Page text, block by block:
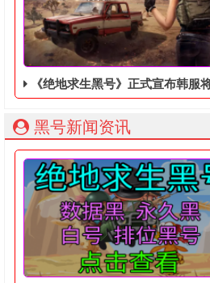
绝地求生黑号： 质保时间内找回
《绝地求生黑号》正式宣布韩服将于8月正式测试，霸道帅哥美
今天，《绝地求生黑号》正式宣
黑号新闻资讯